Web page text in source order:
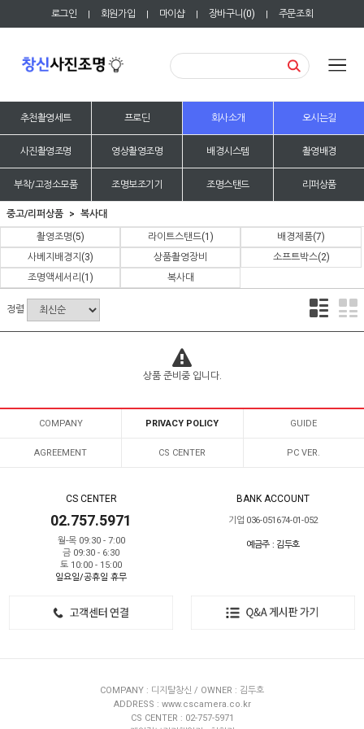
로그인 | 회원가입 | 마이샵 | 장바구니(0) | 주문조회
추천촬영세트 프로딘 회사소개 오시는길
사진촬영조명 영상촬영조명 배경시스템 촬영배경
부착/고정소모품 조명보조기기 조명스탠드 리퍼상품
중고/리퍼상품
복사대
촬영조명(5) 라이트스탠드(1) 배경제품(7)
사베지배경지 (3) 상품촬영장비 소프트박스(2)
조명액세서리 (1) 복사대
정렬
상품 준비중 입니다.
COMPANY PRIVACY POLICY GUIDE
AGREEMENT CS CENTER PC VER.
CS CENTER
02.757.5971
월-목 09:30 - 7:00
금 09:30 - 6:30
토 10:00 - 15:00
일요일/공휴일 휴무
BANK ACCOUNT
기업 036-051674-01-052
예금주 : 김두호
COMPANY : 디지탈창신 / OWNER : 김두호
ADDRESS : www.cscamera.co.kr
CS CENTER : 02-757-5971